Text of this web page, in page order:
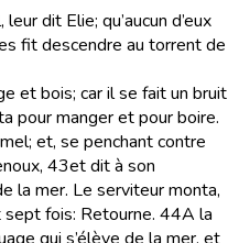
dit Elie; qu’aucun d’eux
fit descendre au torrent de
et bois; car il se fait un bruit
pour manger et pour boire.
et, se penchant contre
43et dit à son
la mer. Le serviteur monta,
sept fois: Retourne. 44A la